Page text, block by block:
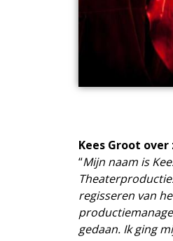
Kees Groot
“Mijn naam is
regisseren van
gedaan. Ik ging